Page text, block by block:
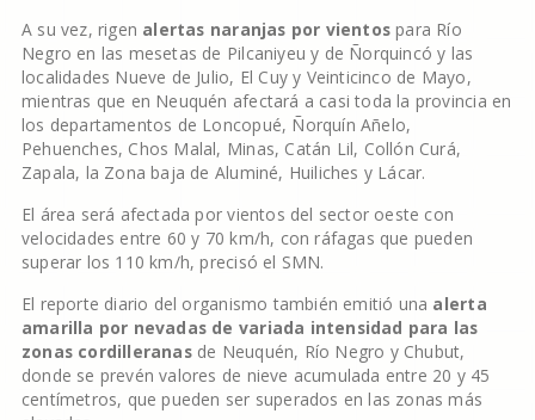
A su vez, rigen alertas naranjas por vientos para Río
Negro en las mesetas de Pilcaniyeu y de Ñorquincó y las
localidades Nueve de Julio, El Cuy y Veinticinco de Mayo,
mientras que en Neuquén afectará a casi toda la provincia en
los departamentos de Loncopué, Ñorquín Añelo,
Pehuenches, Chos Malal, Minas, Catán Lil, Collón Curá,
Zapala, la Zona baja de Aluminé, Huiliches y Lácar.
El área será afectada por vientos del sector oeste con
velocidades entre 60 y 70 km/h, con ráfagas que pueden
superar los 110 km/h, precisó el SMN.
El reporte diario del organismo también emitió una alerta
amarilla por nevadas de variada intensidad para las
zonas cordilleranasde Neuquén, Río Negro y Chubut,
donde se prevén valores de nieve acumulada entre 20 y 45
centímetros, que pueden ser superados en las zonas más